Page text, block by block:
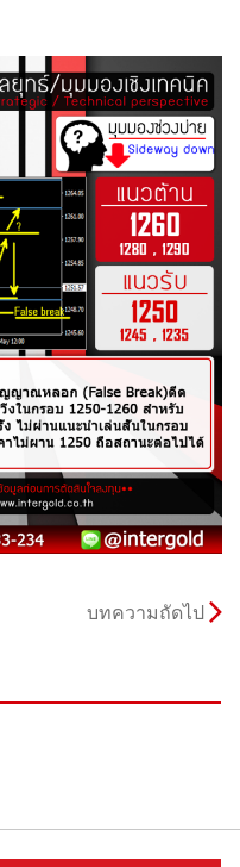
บทความถัดไป